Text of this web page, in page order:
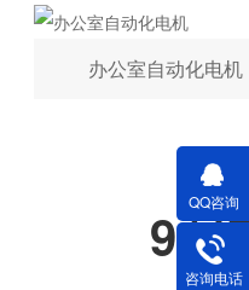
办公室自动化电机
91QQ咨询
咨询电话